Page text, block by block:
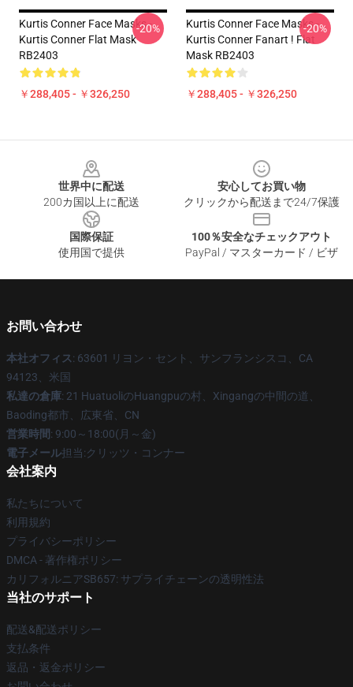
Kurtis Conner Face Masks -
Kurtis Conner Flat Mask
RB2403
￥288,405 - ￥326,250
-20%
Kurtis Conner Face Masks -
Kurtis Conner Fanart ! Flat
Mask RB2403
￥288,405 - ￥326,250
-20%
世界中に配送
200カ国以上に配送
安心してお買い物
クリックから配送まで24/7保護
国際保証
使用国で提供
100％安全なチェックアウト
PayPal / マスターカード / ビザ
お問い合わせ
本社オフィス: 63601 リヨン・セント、サンフランシスコ、CA
94123、米国
私達の倉庫: 21 HuatuoliのHuangpuの村、Xingangの中間の道、
Baoding都市、広東省、CN
営業時間: 9:00～18:00(月～金)
電子メール担当:クリッツ・コンナー
会社案内
私たちについて
利用規約
プライバシーポリシー
DMCA - 著作権ポリシー
カリフォルニアSB657: サプライチェーンの透明性法
当社のサポート
配送&配送ポリシー
支払条件
返品・返金ポリシー